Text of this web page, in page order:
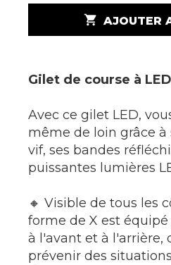
shopping_cart AJOUTER
Gilet de course à LED
Avec ce gilet LED,
même de loin grâce
vif, ses bandes
puissantes lumières
🔸 Visible de tous les
forme de X est
à l'avant et à l'arrière,
prévenir des